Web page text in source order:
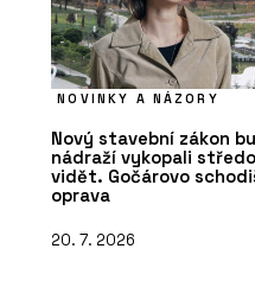
NOVINKY A NÁZORY
Nový stavební zákon
nádraží vykopali
vidět. Gočárovo
oprava
20. 7. 2026